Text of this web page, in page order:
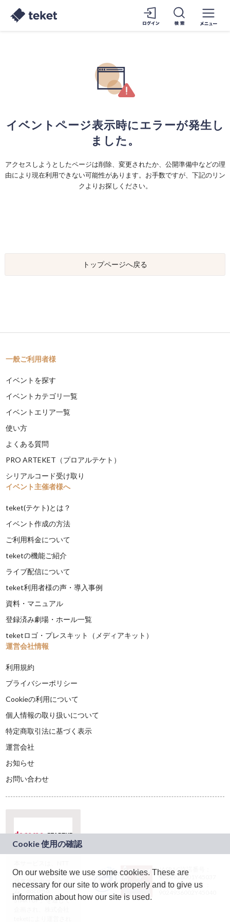
イベントページ表示時にエラーが発生し
ました。
アクセスしようとしたページは削除、変更されたか、公開準備中などの理
由により現在利用できない可能性があります。お手数ですが、下記のリン
クよりお探しください。
トップページへ戻る
一般ご利用者様
イベントを探す
イベントカテゴリ一覧
イベントエリア一覧
使い方
よくある質問
PRO ARTEKET（プロアルテケト）
シリアルコード受け取り
イベント主催者様へ
teket(テケト)とは？
イベント作成の方法
ご利用料金について
teketの機能ご紹介
ライブ配信について
teket利用者様の声・導入事例
資料・マニュアル
登録済み劇場・ホール一覧
teketロゴ・プレスキット（メディアキット）
運営会社情報
利用規約
プライバシーポリシー
Cookieの利用について
個人情報の取り扱いについて
特定商取引法に基づく表示
運営会社
お知らせ
お問い合わせ
ドコモグループの新
規事業創出プログラ
ム「docomo
STARTUP」を通じて
JASRAC許諾番号：
9024936001Y45037
JASRAC許諾番号：
On our website we use some cookies. These are
necessary for our site to work properly and to give us
information about how our site is used.